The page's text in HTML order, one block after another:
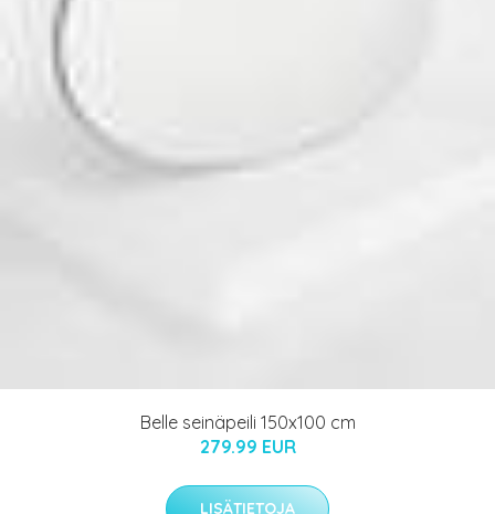
Belle seinäpeili 150x100 cm
279.99 EUR
LISÄTIETOJA